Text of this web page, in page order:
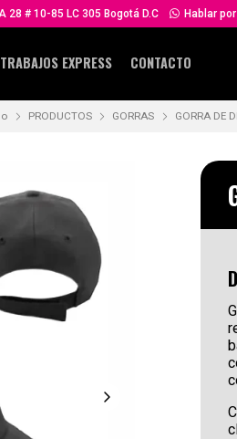
28 # 10-85 LC 305 Bogotá D.C Hablar
TRABAJOS EXPRESS CONTACTO
PRODUCTOS GORRAS GORRA DE